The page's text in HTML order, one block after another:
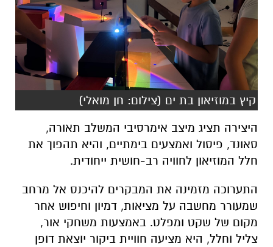
קיץ במוזיאון בת ים (צילום: חן מואלי)
היצירה תציג מיצב אימרסיבי המשלב תאורה,
סאונד, פיסול ואמצעים בימתיים, והיא תהפוך את
חלל המוזיאון לחוויה רב-חושית ייחודית.
התערוכה מזמינה את המבקרים להיכנס אל מרחב
שמעורר מחשבה על מציאות, דמיון וחיפוש אחר
מקום של שקט ומפלט. באמצעות משחקי אור,
צליל וחלל, היא מציעה חוויית ביקור יוצאת דופן